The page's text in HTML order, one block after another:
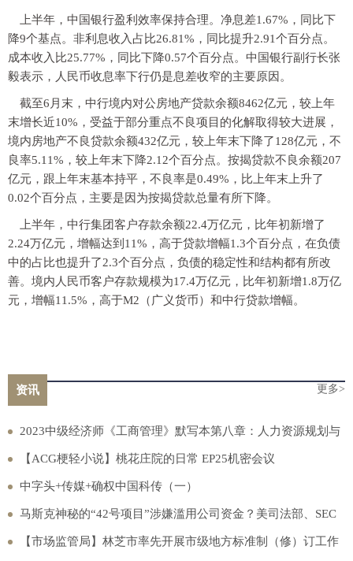
上半年，中国银行盈利效率保持合理。净息差1.67%，同比下
降9个基点。非利息收入占比26.81%，同比提升2.91个百分点。
成本收入比25.77%，同比下降0.57个百分点。中国银行副行长张
毅表示，人民币收息率下行仍是息差收窄的主要原因。
截至6月末，中行境内对公房地产贷款余额8462亿元，较上年
末增长近10%，受益于部分重点不良项目的化解取得较大进展，
境内房地产不良贷款余额432亿元，较上年末下降了128亿元，不
良率5.11%，较上年末下降2.12个百分点。按揭贷款不良余额207
亿元，跟上年末基本持平，不良率是0.49%，比上年末上升了
0.02个百分点，主要是因为按揭贷款总量有所下降。
上半年，中行集团客户存款余额22.4万亿元，比年初新增了
2.24万亿元，增幅达到11%，高于贷款增幅1.3个百分点，在负债
中的占比也提升了2.3个百分点，负债的稳定性和结构都有所改
善。境内人民币客户存款规模为17.4万亿元，比年初新增1.8万亿
元，增幅11.5%，高于M2（广义货币）和中行贷款增幅。
资讯 更多>
2023中级经济师《工商管理》默写本第八章：人力资源规划与
薪酬管理
【ACG梗轻小说】桃花庄院的日常 EP25机密会议
中字头+传媒+确权中国科传（一）
马斯克神秘的“42号项目”涉嫌滥用公司资金？美司法部、SEC
全来调查了
【市场监管局】林芝市率先开展市级地方标准制（修）订工作